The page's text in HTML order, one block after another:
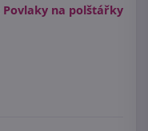
Povlaky na polštářky